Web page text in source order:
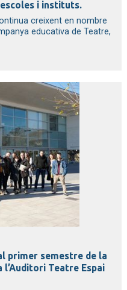
i instituts.
creixent en nombre
educativa de Teatre,
primer semestre de la
l’Auditori Teatre Espai